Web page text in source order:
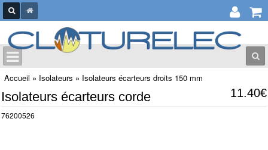
Accueil » Isolateurs » Isolateurs écarteurs droits 150 mm
11.40€
Isolateurs écarteurs corde
76200526